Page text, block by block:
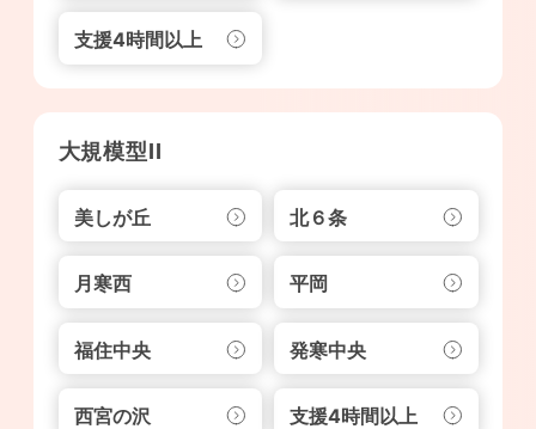
支援4時間以上
大規模型II
美しが丘 北６条
月寒西 平岡
福住中央 発寒中央
西宮の沢 支援4時間以上